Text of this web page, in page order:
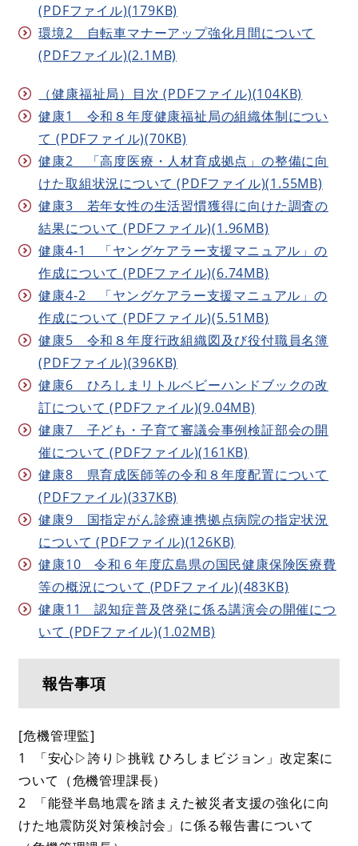
(PDFファイル)(179KB)
環境2 自転車マナーアップ強化月間について
(PDFファイル)(2.1MB)
（健康福祉局）目次 (PDFファイル)(104KB)
健康1 令和８年度健康福祉局の組織体制につい
て (PDFファイル)(70KB)
健康2 「高度医療・人材育成拠点」の整備に向
けた取組状況について (PDFファイル)(1.55MB)
健康3 若年女性の生活習慣獲得に向けた調査の
結果について (PDFファイル)(1.96MB)
健康4-1 「ヤングケアラー支援マニュアル」の
作成について (PDFファイル)(6.74MB)
健康4-2 「ヤングケアラー支援マニュアル」の
作成について (PDFファイル)(5.51MB)
健康5 令和８年度行政組織図及び役付職員名簿
(PDFファイル)(396KB)
健康6 ひろしまリトルベビーハンドブックの改
訂について (PDFファイル)(9.04MB)
健康7 子ども・子育て審議会事例検証部会の開
催について (PDFファイル)(161KB)
健康8 県育成医師等の令和８年度配置について
(PDFファイル)(337KB)
健康9 国指定がん診療連携拠点病院の指定状況
について (PDFファイル)(126KB)
健康10 令和６年度広島県の国民健康保険医療費
等の概況について (PDFファイル)(483KB)
健康11 認知症普及啓発に係る講演会の開催につ
いて (PDFファイル)(1.02MB)
報告事項
[危機管理監]
1 「安心▷誇り▷挑戦 ひろしまビジョン」改定案に
ついて（危機管理課長）
2 「能登半島地震を踏まえた被災者支援の強化に向
けた地震防災対策検討会」に係る報告書について